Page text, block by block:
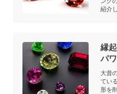
紹介
縁
パ
大昔
てい
形を